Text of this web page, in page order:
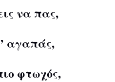
να πας,
αγαπάς,
φτωχός,